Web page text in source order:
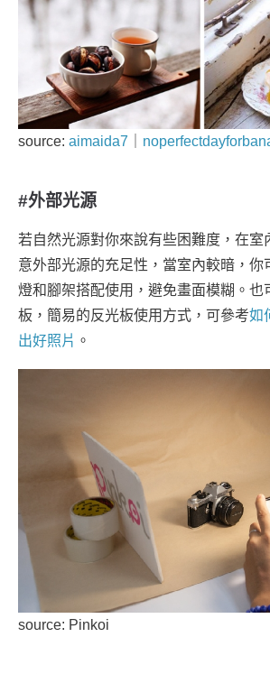
source: aimaida7
#外部光源
若自然光源對你來說有些困難度，在室
意外部光源的充足性，當室內較暗，你
燈和腳架搭配使用，避免畫面模糊。也
板，簡易的反光板使用方式，可參考如
出好照片 。
source: Pinkoi